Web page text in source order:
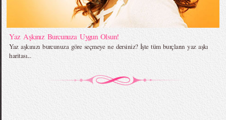
Yaz Aşkınız Burcunuza Uygun Olsun!
Yaz aşkınızı burcunuza göre seçmeye ne dersiniz? İşte tüm burçların yaz aşkı
haritası...